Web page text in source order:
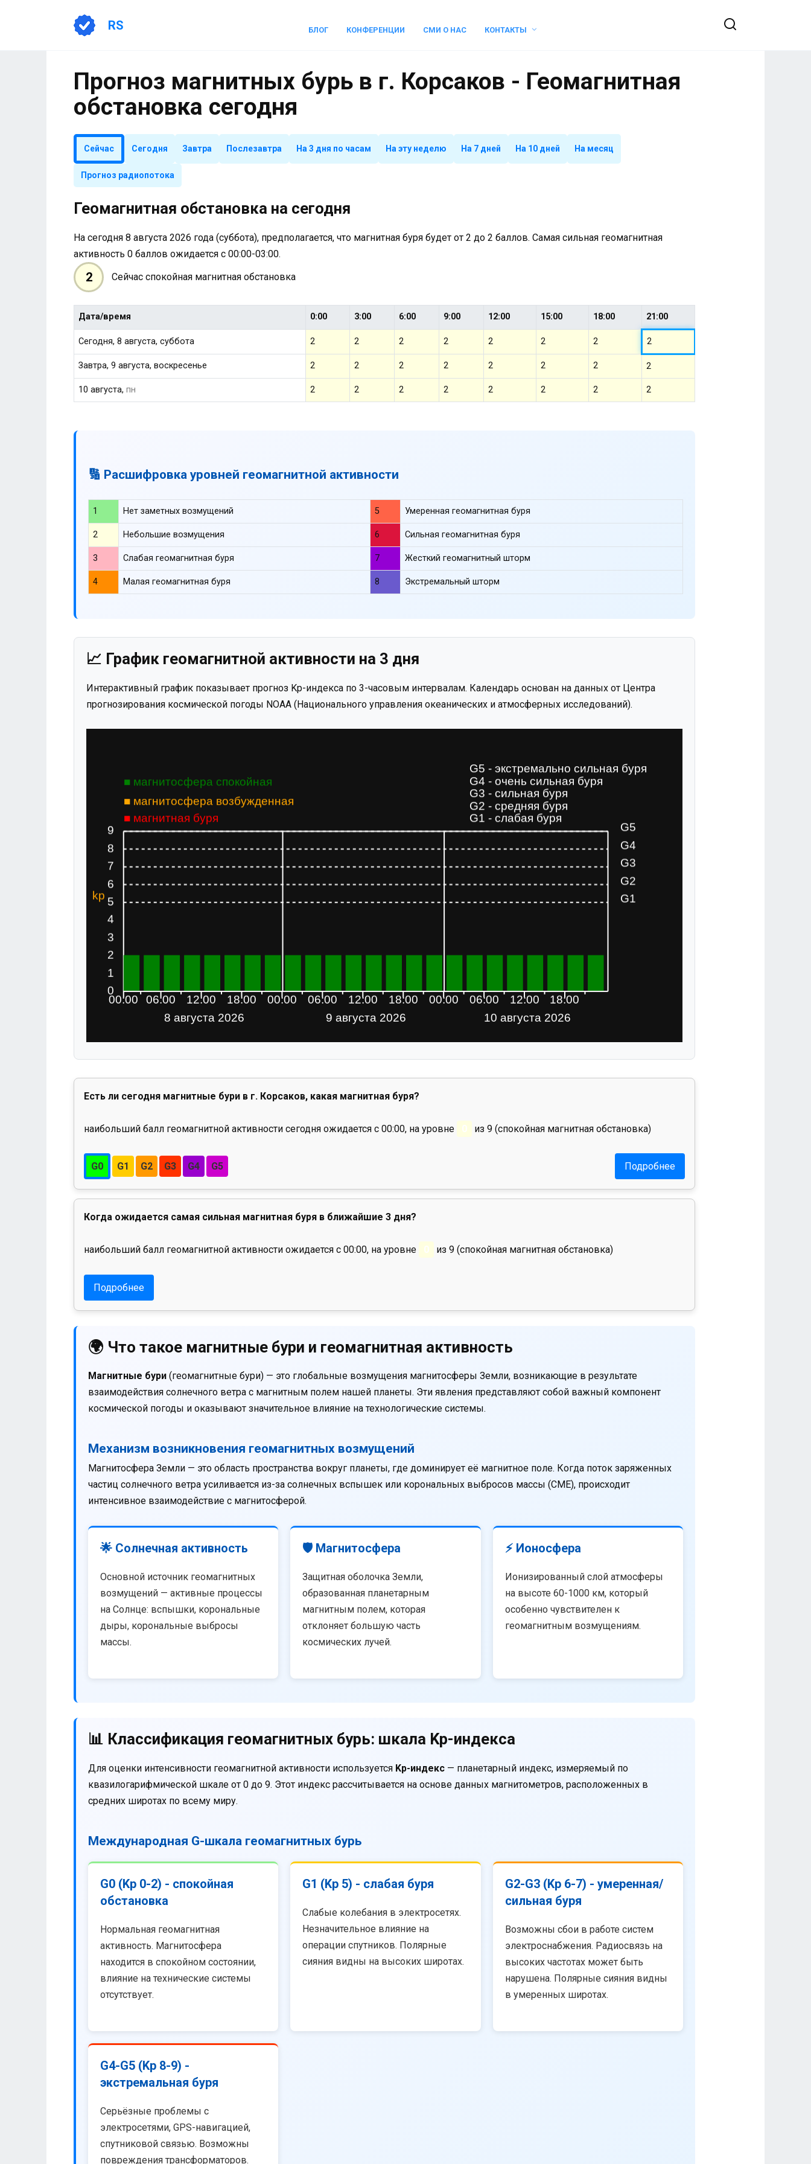
RS БЛОГ КОНФЕРЕНЦИИ СМИ О НАС КОНТАКТЫ
Прогноз магнитных бурь в г. Корсаков - Геомагнитная
обстановка сегодня
Сейчас Сегодня Завтра Послезавтра На 3 дня по часам На эту неделю На 7 дней На 10 дней На месяц
Прогноз радиопотока
Геомагнитная обстановка на сегодня
На сегодня 8 августа 2026 года (суббота), предполагается, что магнитная буря будет от 2 до 2 баллов. Самая сильная геомагнитная
активность 0 баллов ожидается с 00:00-03:00.
2 Сейчас спокойная магнитная обстановка
Дата/время 0:00 3:00 6:00 9:00 12:00 15:00 18:00 21:00
Сегодня, 8 августа, суббота 2 2 2 2 2 2 2 2
Завтра, 9 августа, воскресенье 2 2 2 2 2 2 2 2
10 августа,пн 2 2 2 2 2 2 2 2
🔢 Расшифровка уровней геомагнитной активности
1 Нет заметных возмущений 5 Умеренная геомагнитная буря
2 Небольшие возмущения 6 Сильная геомагнитная буря
3 Слабая геомагнитная буря 7 Жесткий геомагнитный шторм
4 Малая геомагнитная буря 8 Экстремальный шторм
📈 График геомагнитной активности на 3 дня
Интерактивный график показывает прогноз Kp-индекса по 3-часовым интервалам. Календарь основан на данных от Центра
прогнозирования космической погоды NOAA (Национального управления океанических и атмосферных исследований).
Есть ли сегодня магнитные бури в г. Корсаков, какая магнитная буря?
наибольший балл геомагнитной активности сегодня ожидается с 00:00, на уровне 0 из 9 (спокойная магнитная обстановка)
G0 G1 G2 G3 G4 G5 Подробнее
Когда ожидается самая сильная магнитная буря в ближайшие 3 дня?
наибольший балл геомагнитной активности ожидается с 00:00, на уровне 0 из 9 (спокойная магнитная обстановка)
Подробнее
🌍 Что такое магнитные бури и геомагнитная активность
Магнитные бури (геомагнитные бури) — это глобальные возмущения магнитосферы Земли, возникающие в результате
взаимодействия солнечного ветра с магнитным полем нашей планеты. Эти явления представляют собой важный компонент
космической погоды и оказывают значительное влияние на технологические системы.
Механизм возникновения геомагнитных возмущений
Магнитосфера Земли — это область пространства вокруг планеты, где доминирует её магнитное поле. Когда поток заряженных
частиц солнечного ветра усиливается из-за солнечных вспышек или корональных выбросов массы (CME), происходит
интенсивное взаимодействие с магнитосферой.
🌟 Солнечная активность
Основной источник геомагнитных
возмущений — активные процессы
на Солнце: вспышки, корональные
дыры, корональные выбросы
массы.
🛡️ Магнитосфера
Защитная оболочка Земли,
образованная планетарным
магнитным полем, которая
отклоняет большую часть
космических лучей.
⚡ Ионосфера
Ионизированный слой атмосферы
на высоте 60-1000 км, который
особенно чувствителен к
геомагнитным возмущениям.
📊 Классификация геомагнитных бурь: шкала Kp-индекса
Для оценки интенсивности геомагнитной активности используется Kp-индекс — планетарный индекс, измеряемый по
квазилогарифмической шкале от 0 до 9. Этот индекс рассчитывается на основе данных магнитометров, расположенных в
средних широтах по всему миру.
Международная G-шкала геомагнитных бурь
G0 (Kp 0-2) - спокойная
обстановка
Нормальная геомагнитная
активность. Магнитосфера
находится в спокойном состоянии,
влияние на технические системы
отсутствует.
G1 (Kp 5) - слабая буря
Слабые колебания в электросетях.
Незначительное влияние на
операции спутников. Полярные
сияния видны на высоких широтах.
G2-G3 (Kp 6-7) - умеренная/
сильная буря
Возможны сбои в работе систем
электроснабжения. Радиосвязь на
высоких частотах может быть
нарушена. Полярные сияния видны
в умеренных широтах.
G4-G5 (Kp 8-9) -
экстремальная буря
Серьёзные проблемы с
электросетями, GPS-навигацией,
спутниковой связью. Возможны
повреждения трансформаторов.